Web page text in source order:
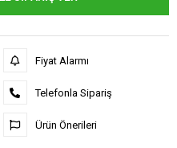
Fiyat Alarmı
Telefonla Sipariş
Ürün Önerileri